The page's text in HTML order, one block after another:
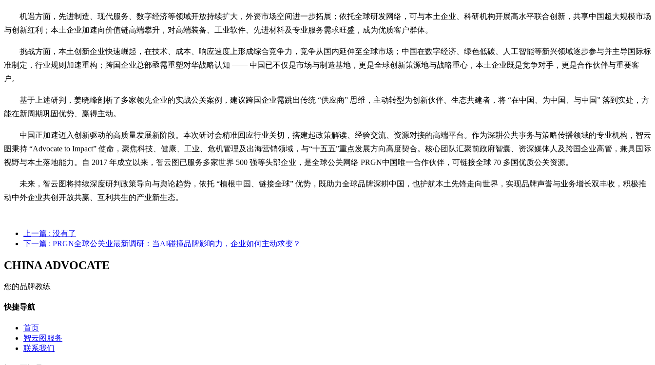
机遇方面，先进制造、现代服务、数字经济等领域开放持续扩大，外资市场空间进一步拓展；依托全球研发网络，可与本土企业、科研机构开展高水平联合创新，共享中国超大规模市场
与创新红利；本土企业加速向价值链高端攀升，对高端装备、工业软件、先进材料及专业服务需求旺盛，成为优质客户群体。
挑战方面，本土创新企业快速崛起，在技术、成本、响应速度上形成综合竞争力，竞争从国内延伸至全球市场；中国在数字经济、绿色低碳、人工智能等新兴领域逐步参与并主导国际标
准制定，行业规则加速重构；跨国企业总部亟需重塑对华战略认知 —— 中国已不仅是市场与制造基地，更是全球创新策源地与战略重心，本土企业既是竞争对手，更是合作伙伴与重要客
户。
基于上述研判，姜晓峰剖析了多家领先企业的实战公关案例，建议跨国企业需跳出传统 “供应商” 思维，主动转型为创新伙伴、生态共建者，将 “在中国、为中国、与中国” 落到实处，方
能在新周期巩固优势、赢得主动。
中国正加速迈入创新驱动的高质量发展新阶段。本次研讨会精准回应行业关切，搭建起政策解读、经验交流、资源对接的高端平台。作为深耕公共事务与策略传播领域的专业机构，智云
图秉持 “Advocate to Impact” 使命，聚焦科技、健康、工业、危机管理及出海营销领域，与“十五五”重点发展方向高度契合。核心团队汇聚前政府智囊、资深媒体人及跨国企业高管，兼具国际
视野与本土落地能力。自 2017 年成立以来，智云图已服务多家世界 500 强等头部企业，是全球公关网络 PRGN中国唯一合作伙伴，可链接全球 70 多国优质公关资源。
未来，智云图将持续深度研判政策导向与舆论趋势，依托 “植根中国、链接全球” 优势，既助力全球品牌深耕中国，也护航本土先锋走向世界，实现品牌声誉与业务增长双丰收，积极推
动中外企业共创开放共赢、互利共生的产业新生态。
上一篇 : 没有了
下一篇 : PRGN全球公关业最新调研：当AI碰撞品牌影响力，企业如何主动求变？
CHINA ADVOCATE
您的品牌教练
快捷导航
首页
智云图服务
联系我们